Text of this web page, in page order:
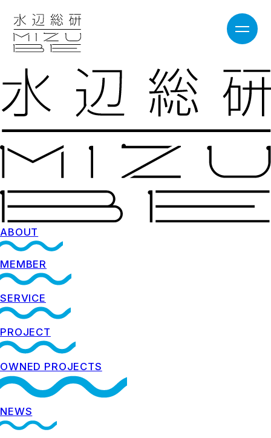
ABOUT
MEMBER
SERVICE
PROJECT
OWNED PROJECTS
NEWS